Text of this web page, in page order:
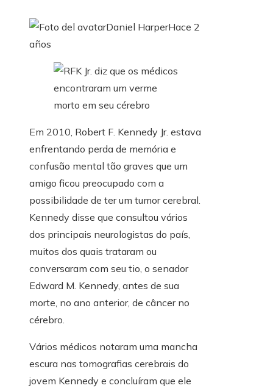
Daniel HarperHace 2
años
Em 2010, Robert F. Kennedy Jr. estava
enfrentando perda de memória e
confusão mental tão graves que um
amigo ficou preocupado com a
possibilidade de ter um tumor cerebral.
Kennedy disse que consultou vários
dos principais neurologistas do país,
muitos dos quais trataram ou
conversaram com seu tio, o senador
Edward M. Kennedy, antes de sua
morte, no ano anterior, de câncer no
cérebro.
Vários médicos notaram uma mancha
escura nas tomografias cerebrais do
jovem Kennedy e concluíram que ele